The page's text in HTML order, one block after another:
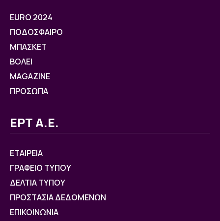
EURO 2024
ΠΟΔΟΣΦΑΙΡΟ
ΜΠΑΣΚΕΤ
ΒOΛΕΙ
MAGAZINE
ΠΡΟΣΩΠΑ
ΕΡΤ Α.Ε.
ΕΤΑΙΡΕΙΑ
ΓΡΑΦΕΙΟ ΤΥΠΟΥ
ΔΕΛΤΙΑ ΤΥΠΟΥ
ΠΡΟΣΤΑΣΙΑ ΔΕΔΟΜΕΝΩΝ
ΕΠΙΚΟΙΝΩΝΙΑ